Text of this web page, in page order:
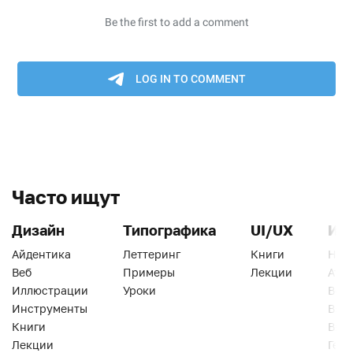
Часто ищут
Дизайн
Айдентика
Веб
Иллюстрации
Инструменты
Книги
Лекции
Типографика
Леттеринг
Примеры
Уроки
UI/UX
Книги
Лекции
Веб